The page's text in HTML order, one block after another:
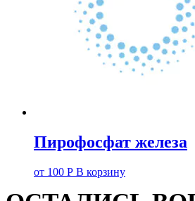
Пирофосфат железа
от 100 Р В корзину